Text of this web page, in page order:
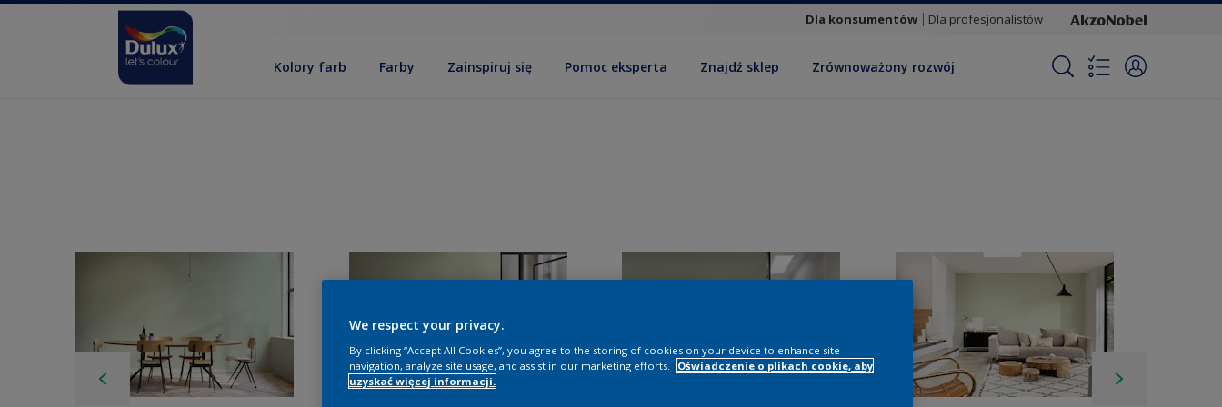
Dla konsumentów Dla profesjonalistów
Kolory farb Farby Zainspiruj się Pomoc eksperta Znajdź sklep Zrównoważony rozwój
We respect your privacy.
By clicking “Accept All Cookies”, you agree to the storing of cookies on your device to enhance site
navigation, analyze site usage, and assist in our marketing efforts.
Oświadczenie o plikach cookie, aby
uzyskać więcej informacji.